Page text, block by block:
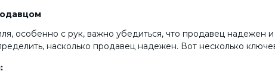
особенно с рук, важно убедиться, что продавец
насколько продавец надежен. Вот несколько